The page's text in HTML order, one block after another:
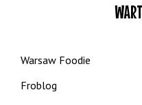
Warsaw Foodie
Froblog